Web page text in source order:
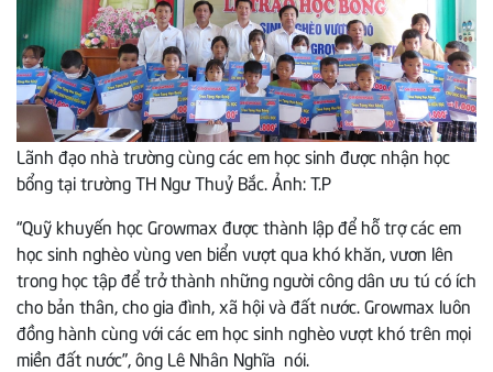
Lãnh đạo nhà trường cùng các em học sinh được nhận học
bổng tại trường TH Ngư Thuỷ Bắc. Ảnh: T.P
“Quỹ khuyến học Growmax được thành lập để hỗ trợ các em
học sinh nghèo vùng ven biển vượt qua khó khăn, vươn lên
trong học tập để trở thành những người công dân ưu tú có ích
cho bản thân, cho gia đình, xã hội và đất nước. Growmax luôn
đồng hành cùng với các em học sinh nghèo vượt khó trên mọi
miền đất nước”, ông Lê Nhân Nghĩa nói.